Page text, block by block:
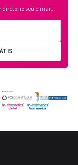
direto no seu e-mail.